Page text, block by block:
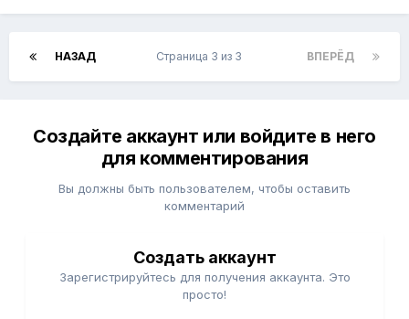
НАЗАД ВПЕРЁД
Страница 3 из 3
Создайте аккаунт или войдите в него
для комментирования
Вы должны быть пользователем, чтобы оставить
комментарий
Создать аккаунт
Зарегистрируйтесь для получения аккаунта. Это
просто!